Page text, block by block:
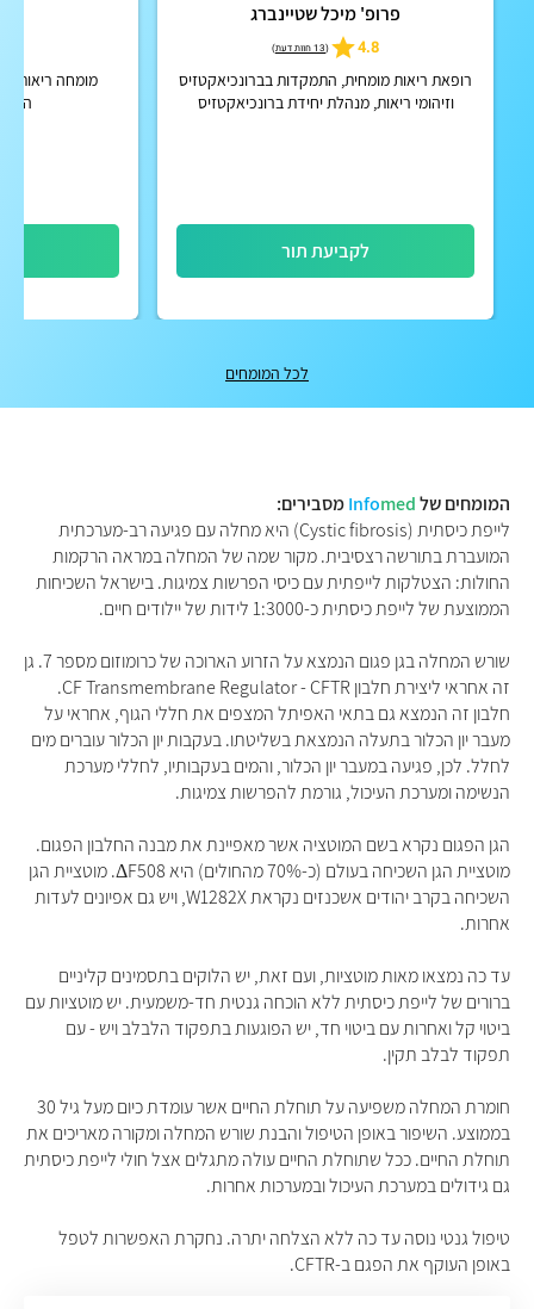
פרופ' מיכל שטיינברג
4.8
(13 חוות דעת )
רופאת ריאות מומחית, התמקדות בברונכיאקטזיס
וזיהומי ריאות, מנהלת יחידת ברונכיאקטזיס
לקביעת תור
מומחה ריאות
לכל המומחים
המומחים של Infomed
מסבירים:
לייפת כיסתית (Cystic fibrosis) היא מחלה עם פגיעה רב-מערכתית
המועברת בתורשה רצסיבית. מקור שמה של המחלה במראה הרקמות
החולות: הצטלקות לייפתית עם כיסי הפרשות צמיגות. בישראל השכיחות
הממוצעת של לייפת כיסתית כ-1:3000 לידות של יילודים חיים.
שורש המחלה בגן פגום הנמצא על הזרוע הארוכה של כרומוזום מספר 7. גן
זה אחראי ליצירת חלבון CF Transmembrane Regulator - CFTR.
חלבון זה הנמצא גם בתאי האפיתל המצפים את חללי הגוף, אחראי על
מעבר יון הכלור בתעלה הנמצאת בשליטתו. בעקבות יון הכלור עוברים מים
לחלל. לכן, פגיעה במעבר יון הכלור, והמים בעקבותיו, לחללי מערכת
הנשימה ומערכת העיכול, גורמת להפרשות צמיגות.
הגן הפגום נקרא בשם המוטציה אשר מאפיינת את מבנה החלבון הפגום.
מוטציית הגן השכיחה בעולם (כ-70% מהחולים) היא ΔF508. מוטציית הגן
השכיחה בקרב יהודים אשכנזים נקראת W1282X, ויש גם אפיונים לעדות
אחרות.
עד כה נמצאו מאות מוטציות, ועם זאת, יש הלוקים בתסמינים קליניים
ברורים של לייפת כיסתית ללא הוכחה גנטית חד-משמעית. יש מוטציות עם
ביטוי קל ואחרות עם ביטוי חד, יש הפוגעות בתפקוד הלבלב ויש - עם
תפקוד לבלב תקין.
חומרת המחלה משפיעה על תוחלת החיים אשר עומדת כיום מעל גיל 30
בממוצע. השיפור באופן הטיפול והבנת שורש המחלה ומקורה מאריכים את
תוחלת החיים. ככל שתוחלת החיים עולה מתגלים אצל חולי לייפת כיסתית
גם גידולים במערכת העיכול ובמערכות אחרות.
טיפול גנטי נוסה עד כה ללא הצלחה יתרה. נחקרת האפשרות לטפל
באופן העוקף את הפגם ב-CFTR.